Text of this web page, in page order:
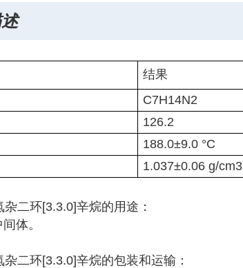
结果
C7H14N2
126.2
188.0±9.0 °C
1.037±0.06 g/cm3
杂二环[3.3.0]辛烷的用途：
体。
杂二环[3.3.0]辛烷的包装和运输：